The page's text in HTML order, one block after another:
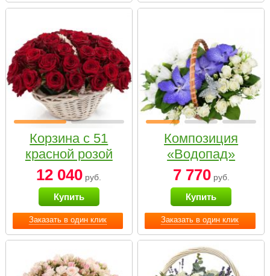
Заказать в один клик
Корзина с 51
красной розой
12 040 руб.
Купить
Заказать в один клик
Композиция
«Водопад»
7 770руб.
Купить